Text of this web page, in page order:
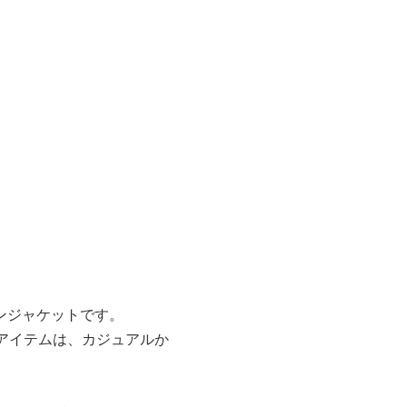
ャケットです。
イテムは、カジュアルか